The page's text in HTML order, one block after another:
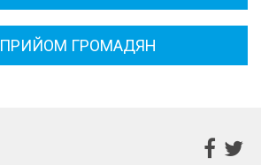
ПРИЙОМ ГРОМАДЯН